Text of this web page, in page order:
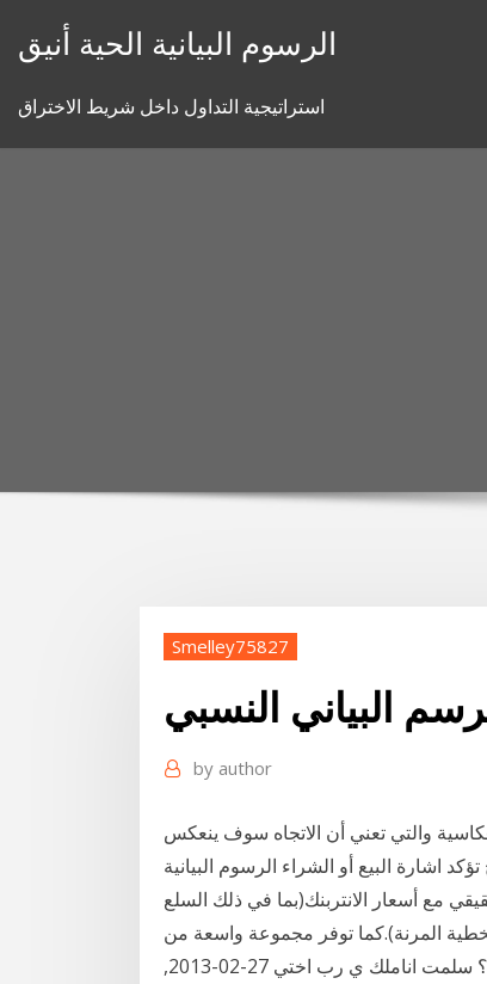
الرسوم البيانية الحية أنيق
استراتيجية التداول داخل شريط الاختراق
Smelley75827
البياني النسبي
by author
والتي تعني أن الاتجاه سوف ينعكس
اشارة البيع أو الشراء الرسوم البيانية
في الوقت الحقيقي مع أسعار الانتربنك(بما في ذلك السلع
الخطية المرنة).كما توفر مجموعة واسعة من
المؤشرات رد: ما هى أنواع الرسم البيانى .. ؟ وما هى أهم أشكاله ؟ سلمت اناملك ي رب اختي 27-02-2013,